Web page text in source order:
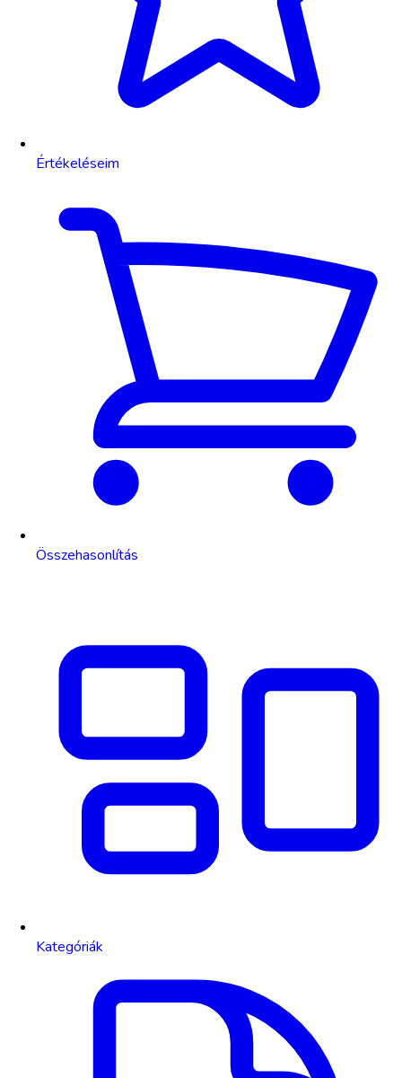
Értékeléseim
Összehasonlítás
Kategóriák